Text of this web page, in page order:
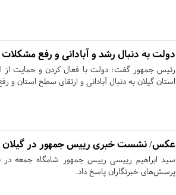
دولت به دنبال رشد و آبادانی و رفع
رئیس جمهور گفت: دولت با فعال کردن و حمایت از
استان گیلان به دنبال آبادانی و ارتقای سطح استان
عکس/ نشست خبری رییس جمهور در گیلان
سید ابراهیم رییسی رییس جمهور شامگاه جمعه
پرسش‌های خبرنگاران پاسخ داد.